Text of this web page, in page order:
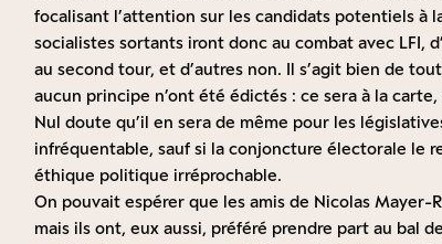
focalisant l’attention sur les candidats potentiels à
socialistes sortants iront donc au combat avec LFI,
au second tour, et d’autres non. Il s’agit bien de
aucun principe n’ont été édictés : ce sera à la
Nul doute qu’il en sera de même pour les
infréquentable, sauf si la conjoncture électorale le
éthique politique irréprochable.
On pouvait espérer que les amis de Nicolas
mais ils ont, eux aussi, préféré prendre part au bal